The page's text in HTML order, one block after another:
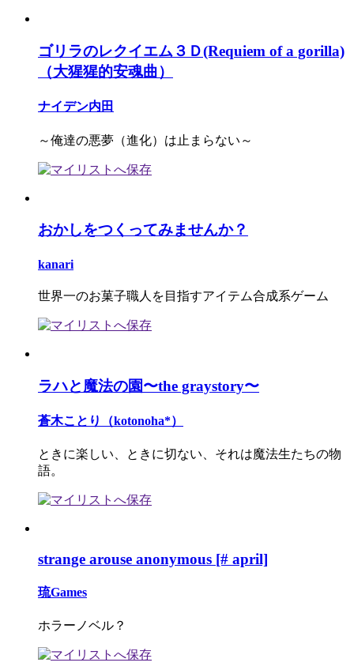
ゴリラのレクイエム３Ｄ(Requiem of a gorilla)
（大猩猩的安魂曲）
ナイデン内田
～俺達の悪夢（進化）は止まらない～
おかしをつくってみませんか？
kanari
世界一のお菓子職人を目指すアイテム合成系ゲーム
ラハと魔法の園〜the graystory〜
蒼木ことり（kotonoha*）
ときに楽しい、ときに切ない、それは魔法生たちの物
語。
strange arouse anonymous [# april]
琉Games
ホラーノベル？